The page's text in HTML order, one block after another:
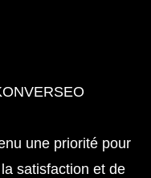
une priorité pour
satisfaction et de